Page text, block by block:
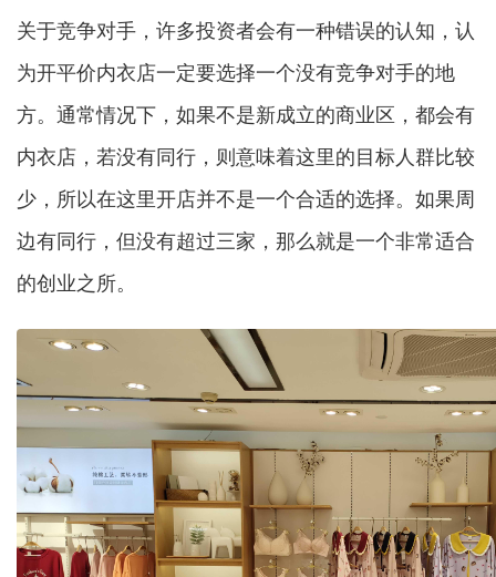
关于竞争对手，许多投资者会有一种错误的认知，认
为开平价内衣店一定要选择一个没有竞争对手的地
方。通常情况下，如果不是新成立的商业区，都会有
内衣店，若没有同行，则意味着这里的目标人群比较
少，所以在这里开店并不是一个合适的选择。如果周
边有同行，但没有超过三家，那么就是一个非常适合
的创业之所。